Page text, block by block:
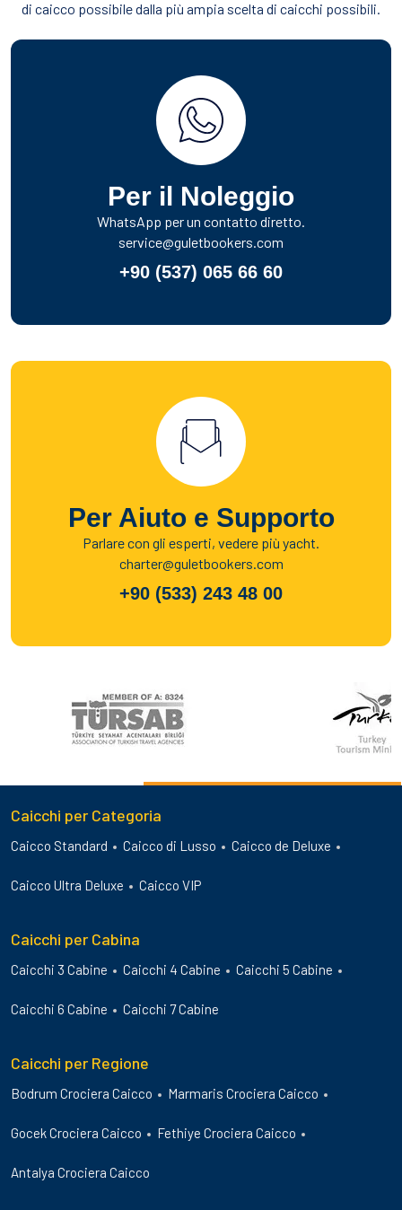
di caicco possibile dalla più ampia scelta di caicchi possibili.
Per il Noleggio
WhatsApp per un contatto diretto.
service@guletbookers.com
+90 (537) 065 66 60
Per Aiuto e Supporto
Parlare con gli esperti, vedere più yacht.
charter@guletbookers.com
+90 (533) 243 48 00
Caicchi per Categoria
Caicco Standard Caicco di Lusso Caicco de Deluxe
Caicco Ultra Deluxe Caicco VIP
Caicchi per Cabina
Caicchi 3 Cabine Caicchi 4 Cabine Caicchi 5 Cabine
Caicchi 6 Cabine Caicchi 7 Cabine
Caicchi per Regione
Bodrum Crociera Caicco Marmaris Crociera Caicco
Gocek Crociera Caicco Fethiye Crociera Caicco
Antalya Crociera Caicco